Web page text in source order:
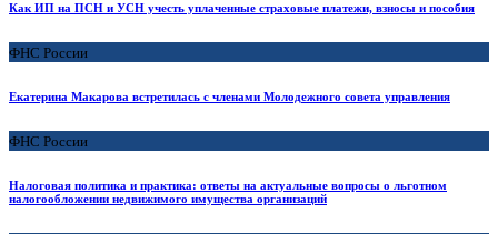
Как ИП на ПСН и УСН учесть уплаченные страховые платежи, взносы и пособия
ФНС России
Екатерина Макарова встретилась с членами Молодежного совета управления
ФНС России
Налоговая политика и практика: ответы на актуальные вопросы о льготном
налогообложении недвижимого имущества организаций